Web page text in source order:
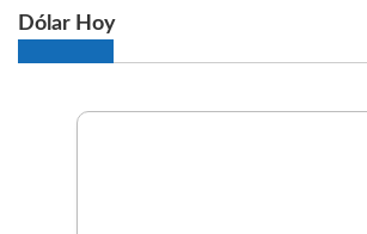
Dólar Hoy